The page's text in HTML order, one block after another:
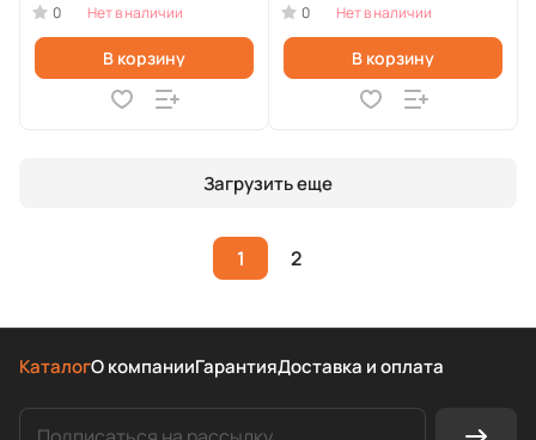
0 Нет в наличии
В корзину
0 Нет в наличии
В корзину
Загрузить еще
1 2
КаталогО компанииГарантияДоставка и оплата